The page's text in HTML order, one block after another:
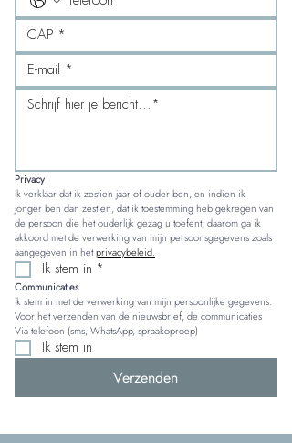
Privacy
Ik verklaar dat ik zestien jaar of ouder ben, en indien ik
jonger ben dan zestien, dat ik toestemming heb gekregen van
de persoon die het ouderlijk gezag uitoefent; daarom ga ik
akkoord met de verwerking van mijn persoonsgegevens zoals
aangegeven in het privacybeleid.
Ik stem in *
Communicaties
Ik stem in met de verwerking van mijn persoonlijke gegevens.
Voor het verzenden van de nieuwsbrief, de communicaties
Via telefoon (sms, WhatsApp, spraakoproep)
Ik stem in
Verzenden